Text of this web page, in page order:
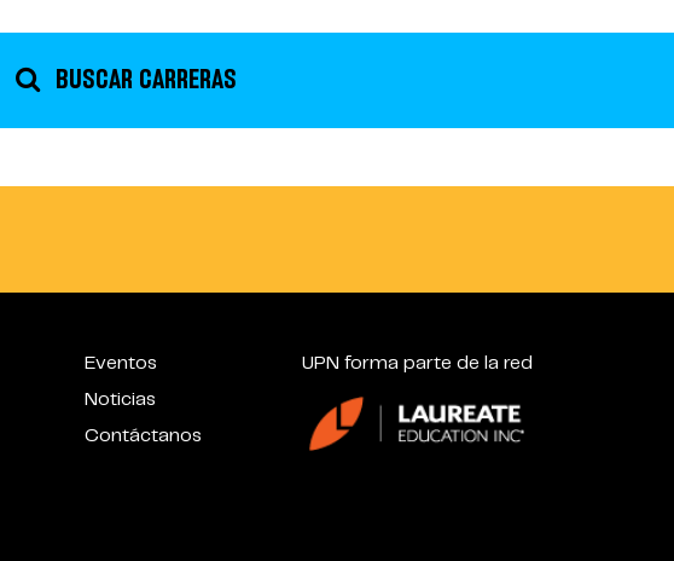
BUSCAR CARRERAS
Eventos
Noticias
Contáctanos
UPN forma parte de la red